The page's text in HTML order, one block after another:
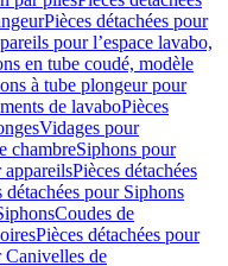
Pièces détachées pour
pour l’espace lavabo,
en tube coudé, modèle
à tube plongeur pour
de lavaboPièces
Vidages pour
chambreSiphons pour
appareilsPièces détachées
détachées pour Siphons
Coudes de
Pièces détachées pour
Canivelles de